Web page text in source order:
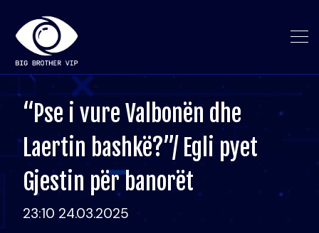
“Pse i vure Valbonën dhe
Laertin bashkë?”/ Egli pyet
Gjestin për banorët
23:10 24.03.2025